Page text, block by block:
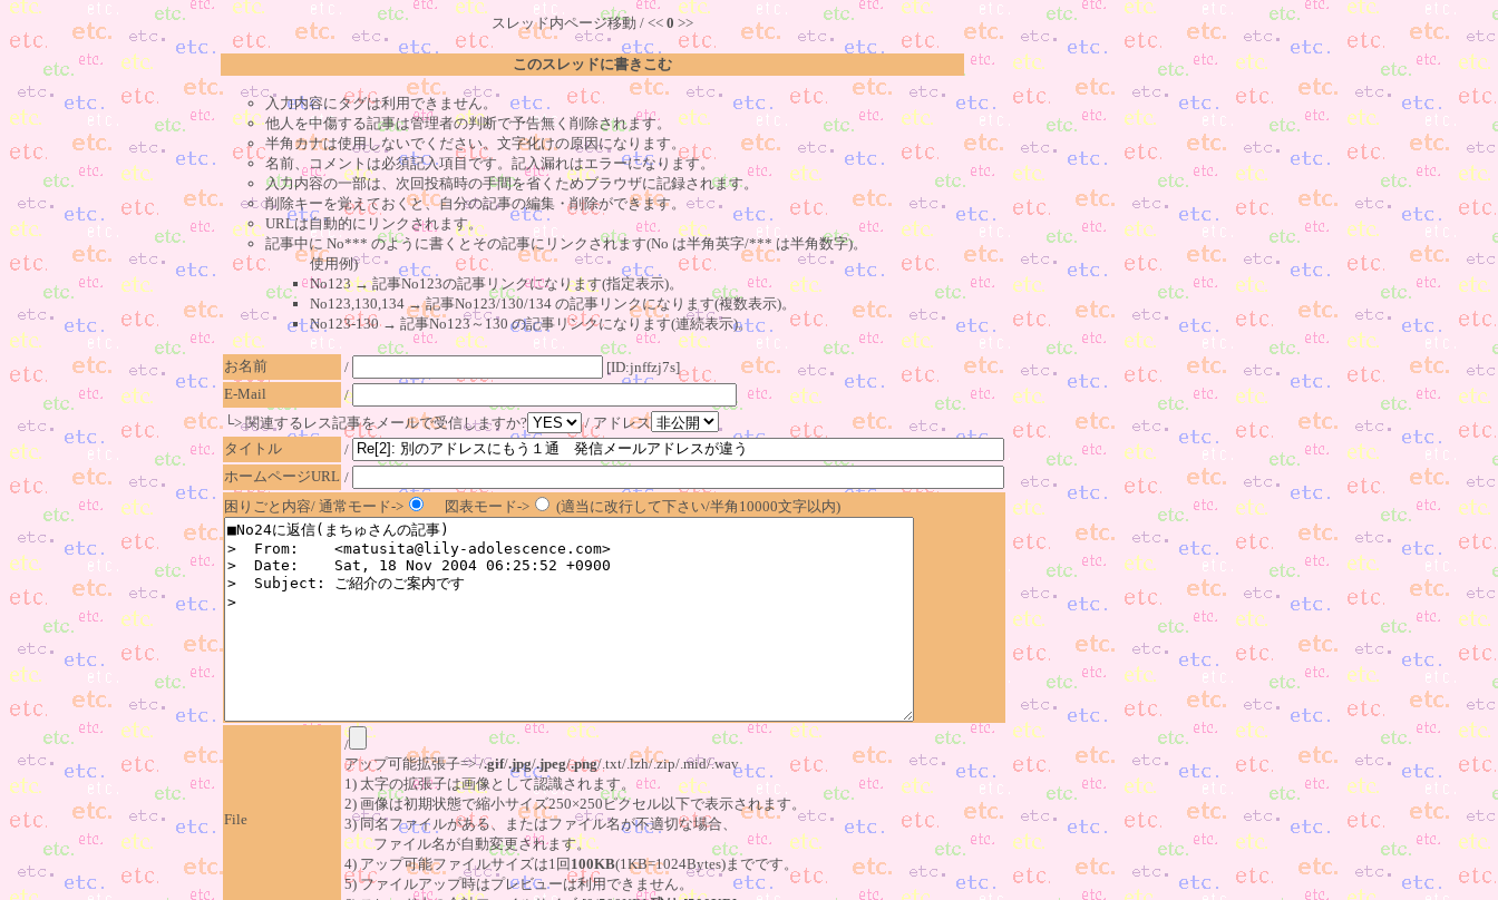
スレッド内ページ移動 / << 0 >>
このスレッドに書きこむ
入力内容にタグは利用できません。
他人を中傷する記事は管理者の判断で予告無く削除されます。
半角カナは使用しないでください。文字化けの原因になります。
名前、コメントは必須記入項目です。記入漏れはエラーになります。
入力内容の一部は、次回投稿時の手間を省くためブラウザに記録されます。
削除キーを覚えておくと、自分の記事の編集・削除ができます。
URLは自動的にリンクされます。
記事中に No*** のように書くとその記事にリンクされます(No は半角英字/*** は半角数字)。
使用例)
No123 → 記事No123の記事リンクになります(指定表示)。
No123,130,134 → 記事No123/130/134 の記事リンクになります(複数表示)。
No123-130 → 記事No123～130 の記事リンクになります(連続表示)。
お名前 /
[ID:jnffzj7s]
E-Mail
/
└> 関連するレス記事をメールで受信しますか?
/ アドレス
タイトル
/
ホームページURL /
困りごと内容/ 通常モード->
図表モード-> (適当に改行して下さい/半角10000文字以内)
File
/
アップ可能拡張子=> /.gif/.jpg/.jpeg/.png/.txt/.lzh/.zip/.mid/.wav
1) 太字の拡張子は画像として認識されます。
2) 画像は初期状態で縮小サイズ250×250ピクセル以下で表示されます。
3) 同名ファイルがある、またはファイル名が不適切な場合、
ファイル名が自動変更されます。
4) アップ可能ファイルサイズは1回100KB(1KB=1024Bytes)までです。
5) ファイルアップ時はプレビューは利用できません。